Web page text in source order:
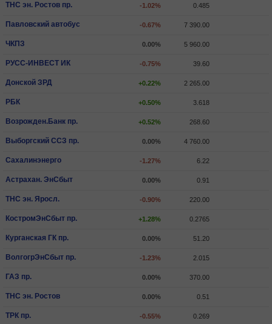
ТНС эн. Ростов пр. -1.02% 0.485
Павловский автобус -0.67% 7 390.00
ЧКПЗ 0.00% 5 960.00
РУСС-ИНВЕСТ ИК -0.75% 39.60
Донской ЗРД +0.22% 2 265.00
РБК +0.50% 3.618
Возрожден.Банк пр. +0.52% 268.60
Выборгский ССЗ пр. 0.00% 4 760.00
Сахалинэнерго -1.27% 6.22
Астрахан. ЭнСбыт 0.00% 0.91
ТНС эн. Яросл. -0.90% 220.00
КостромЭнСбыт пр. +1.28% 0.2765
Курганская ГК пр. 0.00% 51.20
ВолгогрЭнСбыт пр. -1.23% 2.015
ГАЗ пр. 0.00% 370.00
ТНС эн. Ростов 0.00% 0.51
ТРК пр. -0.55% 0.269